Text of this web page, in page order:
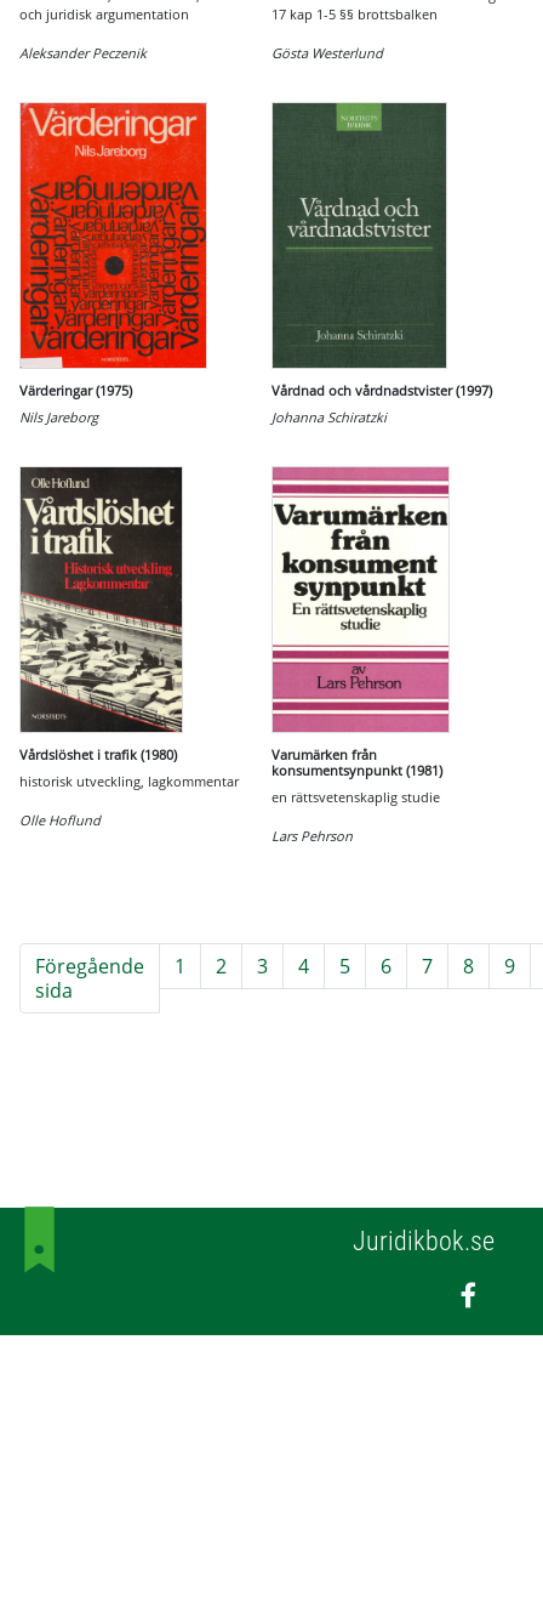
och juridisk argumentation
Aleksander Peczenik
17 kap 1-5 §§ brottsbalken
Gösta Westerlund
Värderingar (1975)
Nils Jareborg
Vårdnad och vårdnadstvister (1997)
Johanna Schiratzki
Vårdslöshet i trafik (1980)
historisk utveckling, lagkommentar
Olle Hoflund
Varumärken från
konsumentsynpunkt (1981)
en rättsvetenskaplig studie
Lars Pehrson
Föregående
sida
1 2 3 4 5 6 7 8 9
Juridikbok.se